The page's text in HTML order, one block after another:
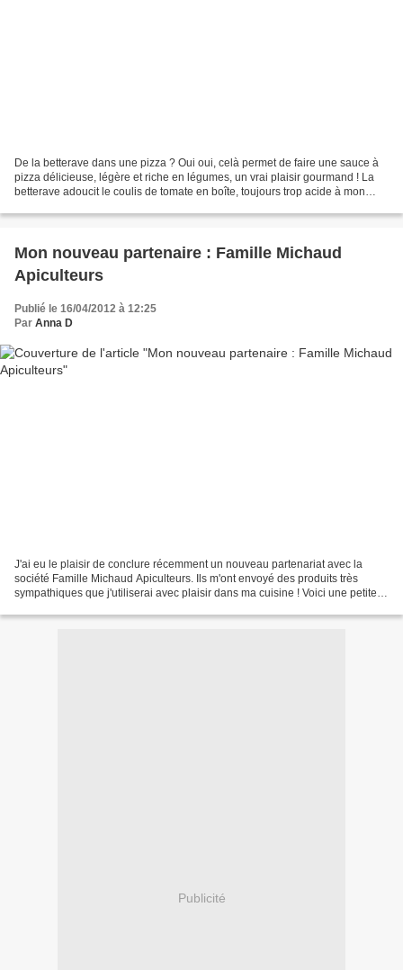
De la betterave dans une pizza ? Oui oui, celà permet de faire une sauce à
pizza délicieuse, légère et riche en légumes, un vrai plaisir gourmand ! La
betterave adoucit le coulis de tomate en boîte, toujours trop acide à mon
Mon nouveau partenaire : Famille Michaud
Apiculteurs
Publié le 16/04/2012 à 12:25
Par Anna D
J'ai eu le plaisir de conclure récemment un nouveau partenariat avec la
société Famille Michaud Apiculteurs. Ils m'ont envoyé des produits très
sympathiques que j'utiliserai avec plaisir dans ma cuisine ! Voici une petite
Publicité